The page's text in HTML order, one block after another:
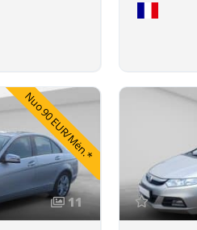
Nuo 90 EUR/Mėn.*
11